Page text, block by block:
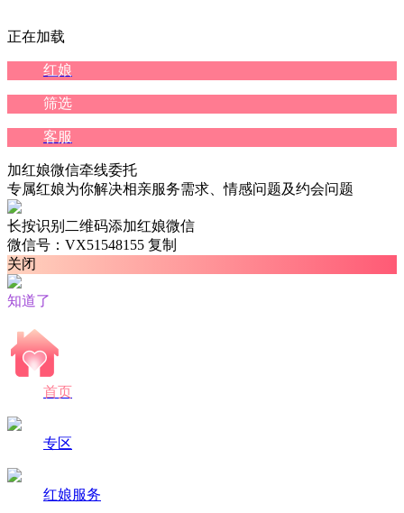
正在加载
红娘
筛选
客服
加红娘微信牵线委托
专属红娘为你解决相亲服务需求、情感问题及约会问题
长按识别二维码添加红娘微信
微信号：VX51548155 复制
关闭
知道了
首页
专区
红娘服务